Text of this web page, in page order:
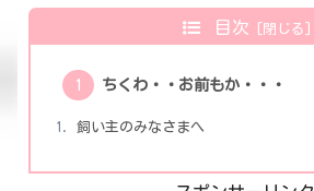
目次
ちくわ・・お前もか・・・
飼い主のみなさまへ